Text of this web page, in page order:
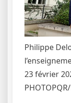
Philippe
23 février